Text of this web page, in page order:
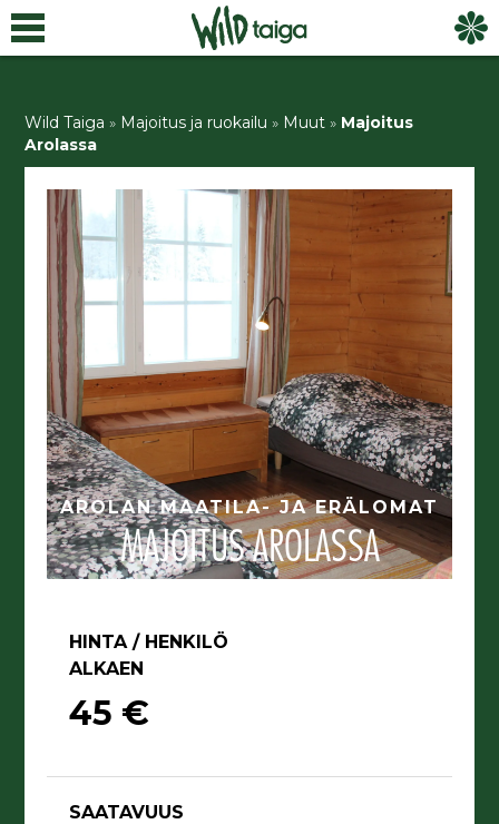
Wild Taiga » Majoitus ja ruokailu » Muut » Majoitus
Arolassa
AROLAN MAATILA- JA ERÄLOMAT
MAJOITUS AROLASSA
HINTA / HENKILÖ
ALKAEN
45 €
SAATAVUUS